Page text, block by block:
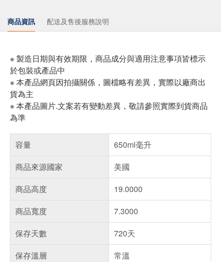
商品資訊 配送及售後服務說明
※ 製造日期與有效期限，商品成分與適用注意事項皆標示
於包裝或產品中
※ 本產品網頁因拍攝關係，圖檔略有差異，實際以廠商出
貨為主
※ 本產品圖片.文案若有變動差異，敬請參照實際到貨商品
為準
容量
650ml毫升
商品來源國家
美國
商品高度
19.0000
商品寬度
7.3000
保存天數
720天
保存溫層
常溫